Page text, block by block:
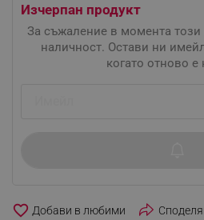
Изчерпан продукт
За съжаление в момента този
наличност. Остави ни
когато отново е
favorite_border